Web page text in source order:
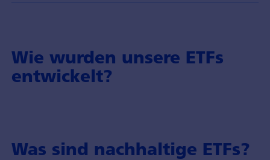
Wie wurden unsere ETFs
entwickelt?
Was sind nachhaltige ETFs?